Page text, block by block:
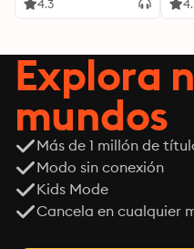
Sobre La virgen de los
«Novela negra y ficción
novela para llevarnos
que se desarrolla y
personajes que van
tienen miedo a
secretos mejor
invisibles ».
Anika entre libros
4.3
Explora
mundos
Más de 1 millón de
Modo sin conexión
Kids Mode
Cancela en cualquier